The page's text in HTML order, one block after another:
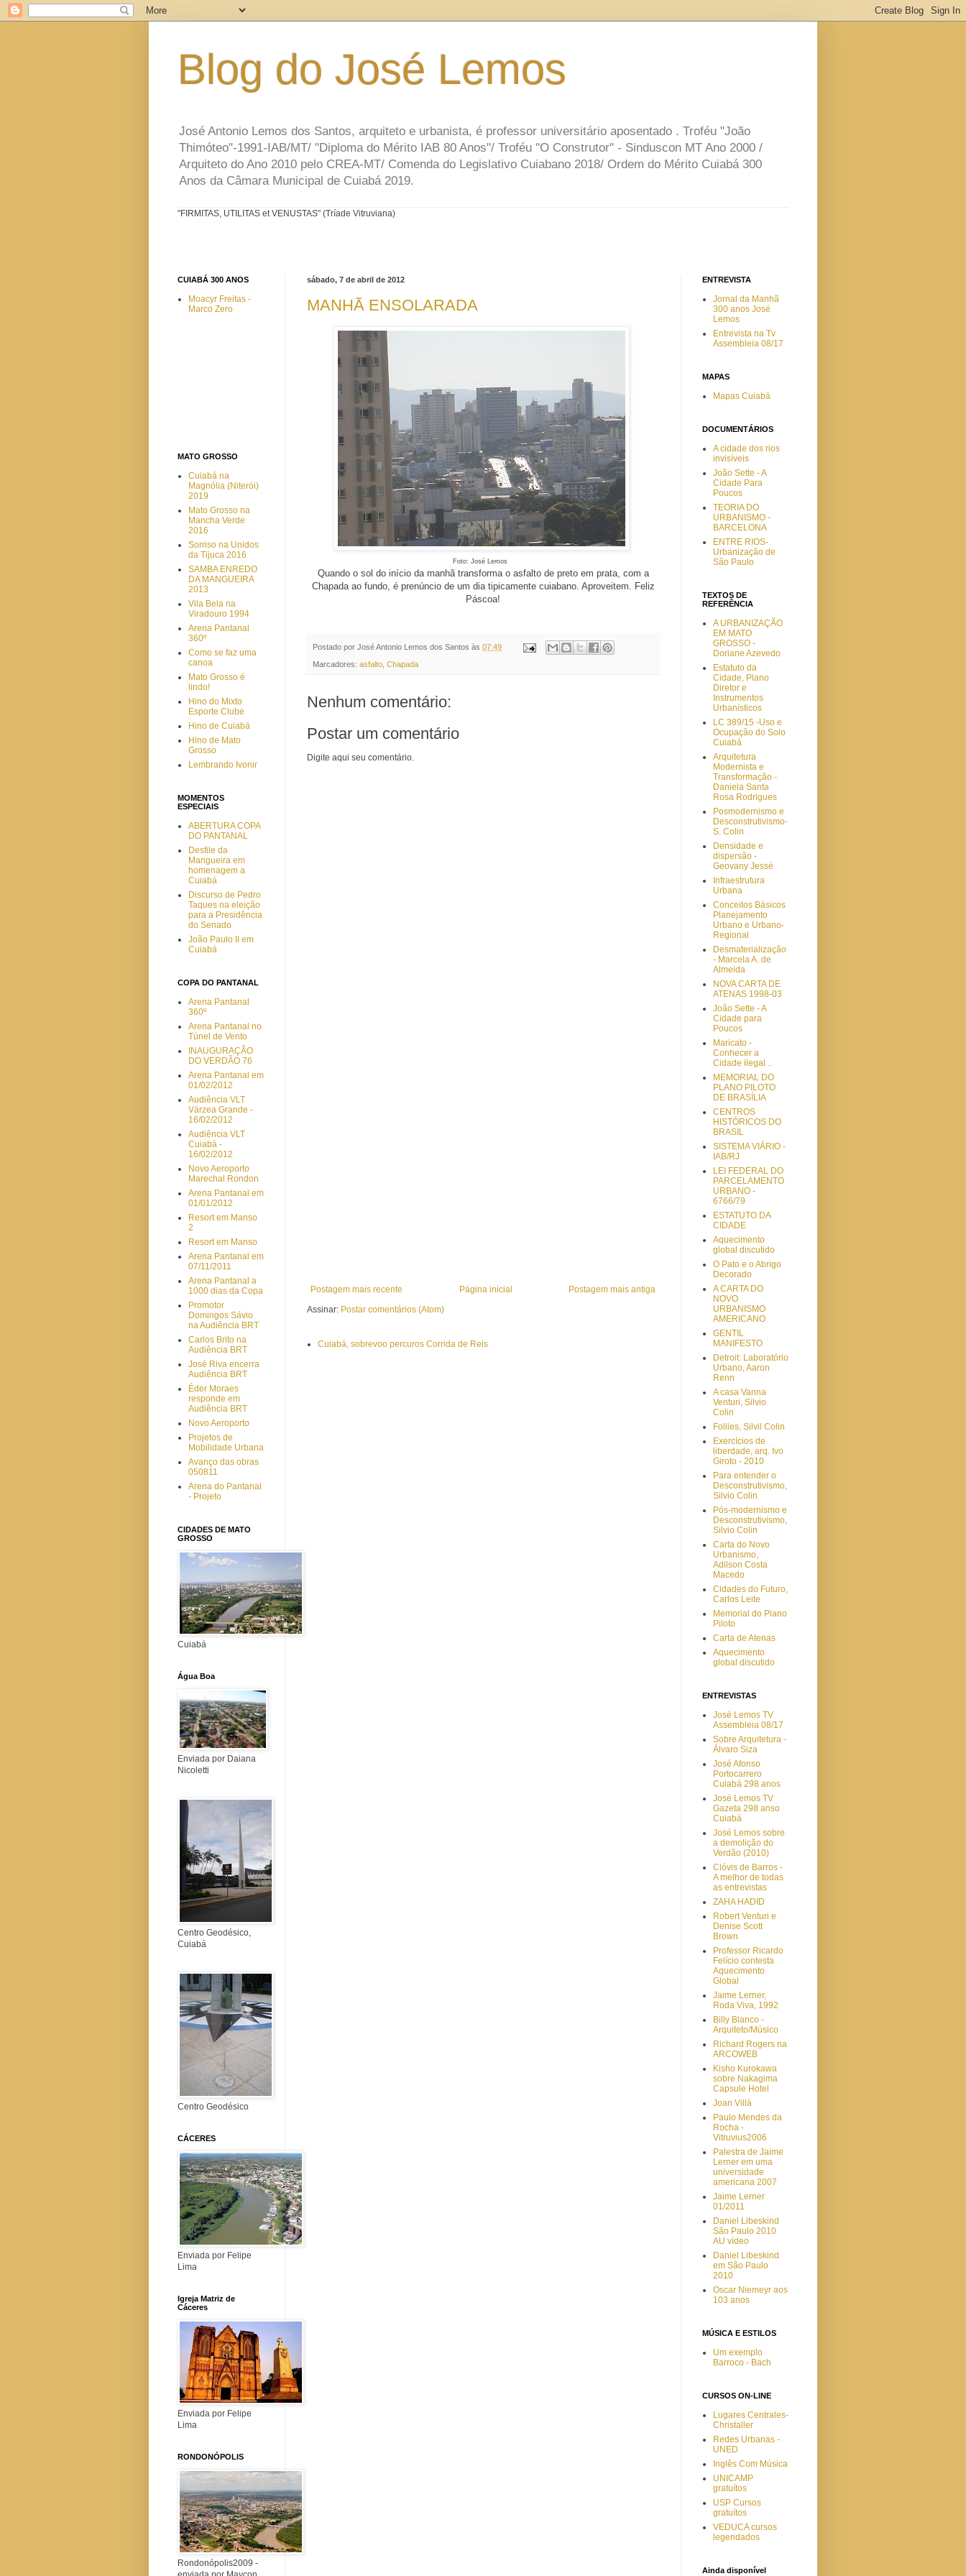
Blog do José Lemos
José Antonio Lemos dos Santos, arquiteto e urbanista, é professor universitário aposentado . Troféu "João
Thimóteo"-1991-IAB/MT/ "Diploma do Mérito IAB 80 Anos"/ Troféu "O Construtor" - Sinduscon MT Ano 2000 /
Arquiteto do Ano 2010 pelo CREA-MT/ Comenda do Legislativo Cuiabano 2018/ Ordem do Mérito Cuiabá 300
Anos da Câmara Municipal de Cuiabá 2019.
"FIRMITAS, UTILITAS et VENUSTAS" (Tríade Vitruviana)
sábado, 7 de abril de 2012
MANHÃ ENSOLARADA
Foto: José Lemos
Quando o sol do início da manhã transforma o asfalto de preto em prata, com a
Chapada ao fundo, é prenúncio de um dia tipicamente cuiabano. Aproveitem. Feliz
Páscoa!
Postado por José Antonio Lemos dos Santos às 07:49
Marcadores: asfalto, Chapada
Nenhum comentário:
Postar um comentário
Digite aqui seu comentário.
Postagem mais recente Postagem mais antiga
Página inicial
Assinar: Postar comentários (Atom)
Cuiabá, sobrevoo percuros Corrida de Reis
CUIABÁ 300 ANOS
Moacyr Freitas -
Marco Zero
MATO GROSSO
Cuiabá na
Magnólia (Niterói)
2019
Mato Grosso na
Mancha Verde
2016
Sorriso na Unidos
da Tijuca 2016
SAMBA ENREDO
DA MANGUEIRA
2013
Vila Bela na
Viradouro 1994
Arena Pantanal
360º
Como se faz uma
canoa
Mato Grosso é
lindo!
Hino do Mixto
Esporte Clube
Hino de Cuiabá
Hino de Mato
Grosso
Lembrando Ivonir
MOMENTOS
ESPECIAIS
ABERTURA COPA
DO PANTANAL
Desfile da
Mangueira em
homenagem a
Cuiabá
Discurso de Pedro
Taques na eleição
para a Presidência
do Senado
João Paulo II em
Cuiabá
COPA DO PANTANAL
Arena Pantanal
360º
Arena Pantanal no
Túnel de Vento
INAUGURAÇÃO
DO VERDÃO 76
Arena Pantanal em
01/02/2012
Audiência VLT
Várzea Grande -
16/02/2012
Audiência VLT
Cuiabá -
16/02/2012
Novo Aeroporto
Marechal Rondon
Arena Pantanal em
01/01/2012
Resort em Manso
2
Resort em Manso
Arena Pantanal em
07/11/2011
Arena Pantanal a
1000 dias da Copa
Promotor
Domingos Sávio
na Audiência BRT
Carlos Brito na
Audiência BRT
José Riva encerra
Audiência BRT
Éder Moraes
responde em
Audiência BRT
Novo Aeroporto
Projetos de
Mobilidade Urbana
Avanço das obras
050811
Arena do Pantanal
- Projeto
CIDADES DE MATO
GROSSO
Cuiabá
Água Boa
Enviada por Daiana
Nicoletti
Centro Geodésico,
Cuiabá
Centro Geodésico
CÁCERES
Enviada por Felipe
Lima
Igreja Matriz de
Cáceres
Enviada por Felipe
Lima
RONDONÓPOLIS
Rondonópolis2009 -
ENTREVISTA
Jornal da Manhã
300 anos José
Lemos
Entrevista na Tv
Assembleia 08/17
MAPAS
Mapas Cuiabá
DOCUMENTÁRIOS
A cidade dos rios
invisíveis
João Sette - A
Cidade Para
Poucos
TEORIA DO
URBANISMO -
BARCELONA
ENTRE RIOS-
Urbanização de
São Paulo
TEXTOS DE
REFERÊNCIA
A URBANIZAÇÃO
EM MATO
GROSSO -
Doriane Azevedo
Estatuto da
Cidade, Plano
Diretor e
Instrumentos
Urbanísticos
LC 389/15 -Uso e
Ocupação do Solo
Cuiabá
Arquitetura
Modernista e
Transformação -
Daniela Santa
Rosa Rodrigues
Posmodernismo e
Desconstrutivismo-
S. Colin
Densidade e
dispersão -
Geovany Jessé
Infraestrutura
Urbana
Conceitos Básicos
Planejamento
Urbano e Urbano-
Regional
Desmaterialização
- Marcela A. de
Almeida
NOVA CARTA DE
ATENAS 1998-03
João Sette - A
Cidade para
Poucos
Maricato -
Conhecer a
Cidade ilegal ..
MEMORIAL DO
PLANO PILOTO
DE BRASÍLIA
CENTROS
HISTÓRICOS DO
BRASIL
SISTEMA VIÁRIO -
IAB/RJ
LEI FEDERAL DO
PARCELAMENTO
URBANO -
6766/79
ESTATUTO DA
CIDADE
Aquecimento
global discutido
O Pato e o Abrigo
Decorado
A CARTA DO
NOVO
URBANISMO
AMERICANO
GENTIL
MANIFESTO
Detroit: Laboratório
Urbano, Aaron
Renn
A casa Vanna
Venturi, Silvio
Colin
Follies, Silvil Colin
Exercícios de
liberdade, arq. Ivo
Giroto - 2010
Para entender o
Desconstrutivismo,
Silvio Colin
Pós-modernismo e
Desconstrutivismo,
Silvio Colin
Carta do Novo
Urbanismo,
Adilson Costa
Macedo
Cidades do Futuro,
Carlos Leite
Memorial do Plano
Piloto
Carta de Atenas
Aquecimento
global discutido
ENTREVISTAS
José Lemos TV
Assembleia 08/17
Sobre Arquitetura -
Álvaro Siza
José Afonso
Portocarrero
Cuiabá 298 anos
José Lemos TV
Gazeta 298 anso
Cuiabá
José Lemos sobre
a demolição do
Verdão (2010)
Clóvis de Barros -
A melhor de todas
as entrevistas
ZAHA HADID
Robert Venturi e
Denise Scott
Brown
Professor Ricardo
Felício contesta
Aquecimento
Global
Jaime Lerner,
Roda Viva, 1992
Billy Blanco -
Arquiteto/Músico
Richard Rogers na
ARCOWEB
Kisho Kurokawa
sobre Nakagima
Capsule Hotel
Joan Villà
Paulo Mendes da
Rocha -
Vitruvius2006
Palestra de Jaime
Lerner em uma
universidade
americana 2007
Jaime Lerner
01/2011
Daniel Libeskind
São Paulo 2010
AU vídeo
Daniel Libeskind
em São Paulo
2010
Oscar Niemeyr aos
103 anos
MÚSICA E ESTILOS
Um exemplo
Barroco - Bach
CURSOS ON-LINE
Lugares Centrales-
Christaller
Redes Urbanas -
UNED
Inglês Com Música
UNICAMP
gratuítos
USP Cursos
gratuítos
VEDUCA cursos
legendados
Ainda disponível